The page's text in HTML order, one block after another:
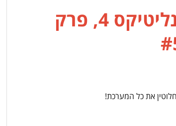
שינוי משמעותי בגוגל אנליטיקס 4, פרק
את כל המערכת!